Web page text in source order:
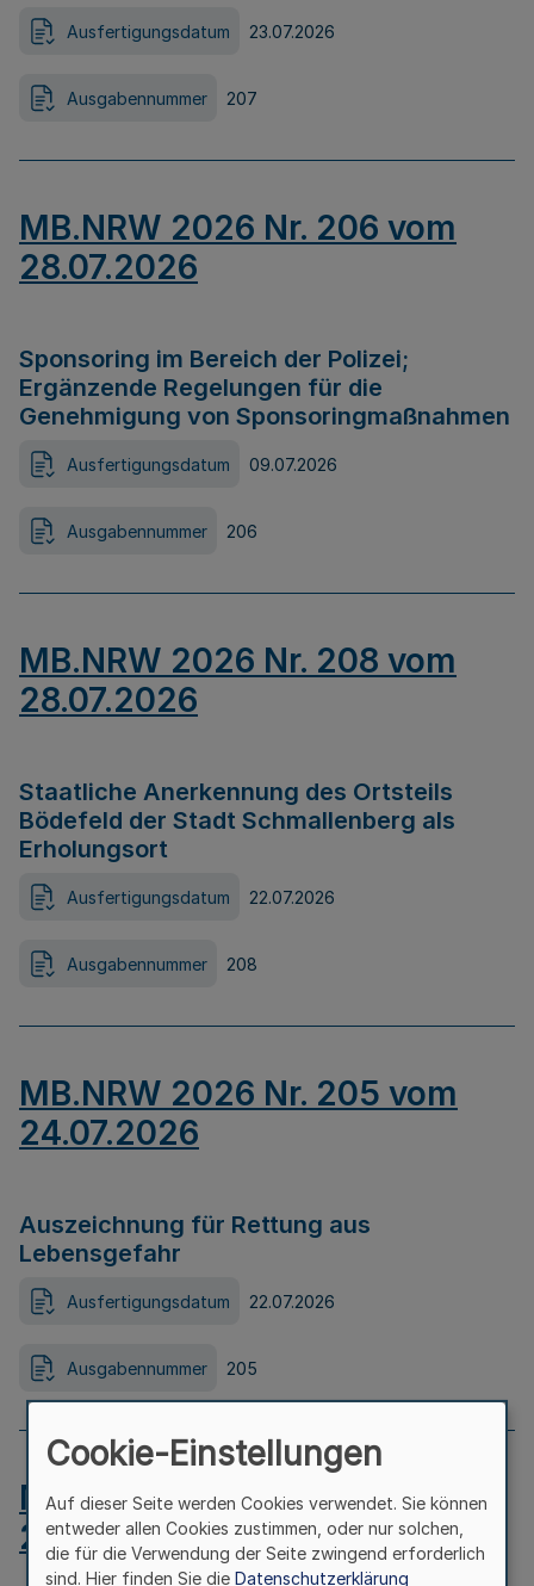
Ausfertigungsdatum 23.07.2026
Ausgabennummer 207
MB.NRW 2026 Nr. 206 vom
28.07.2026
Sponsoring im Bereich der Polizei;
Ergänzende Regelungen für die
Genehmigung von Sponsoringmaßnahmen
Ausfertigungsdatum 09.07.2026
Ausgabennummer 206
MB.NRW 2026 Nr. 208 vom
28.07.2026
Staatliche Anerkennung des Ortsteils
Bödefeld der Stadt Schmallenberg als
Erholungsort
Ausfertigungsdatum 22.07.2026
Ausgabennummer 208
MB.NRW 2026 Nr. 205 vom
24.07.2026
Auszeichnung für Rettung aus
Lebensgefahr
Ausfertigungsdatum 22.07.2026
Ausgabennummer 205
MB.NRW 2026 Nr. 204 vom
24.07.2026
Cookie-Einstellungen
Auf dieser Seite werden Cookies verwendet. Sie können
entweder allen Cookies zustimmen, oder nur solchen,
die für die Verwendung der Seite zwingend erforderlich
sind. Hier finden Sie die Datenschutzerklärung